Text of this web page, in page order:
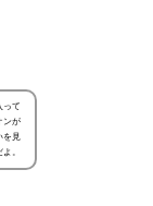
って
ンが
見
。